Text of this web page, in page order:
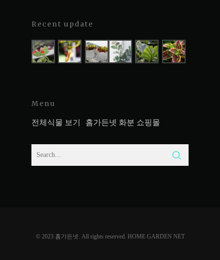
Recent update
Menu
전체식물 보기 홈가든넷 화분 쇼핑몰
© 2023 홈가든넷. All rights reserved. HOME GARDEN NET